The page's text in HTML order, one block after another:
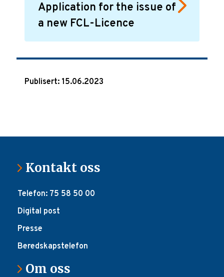
Application for the issue of
a new FCL-Licence
Publisert: 15.06.2023
Kontakt oss
Telefon: 75 58 50 00
Digital post
Presse
Beredskapstelefon
Om oss